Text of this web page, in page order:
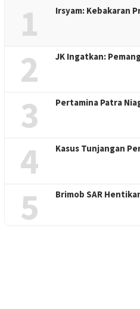
1 Irsyam: Kebakaran
2 JK Ingatkan:
3 Pertamina Patra
4 Kasus Tunjangan
5 Brimob SAR